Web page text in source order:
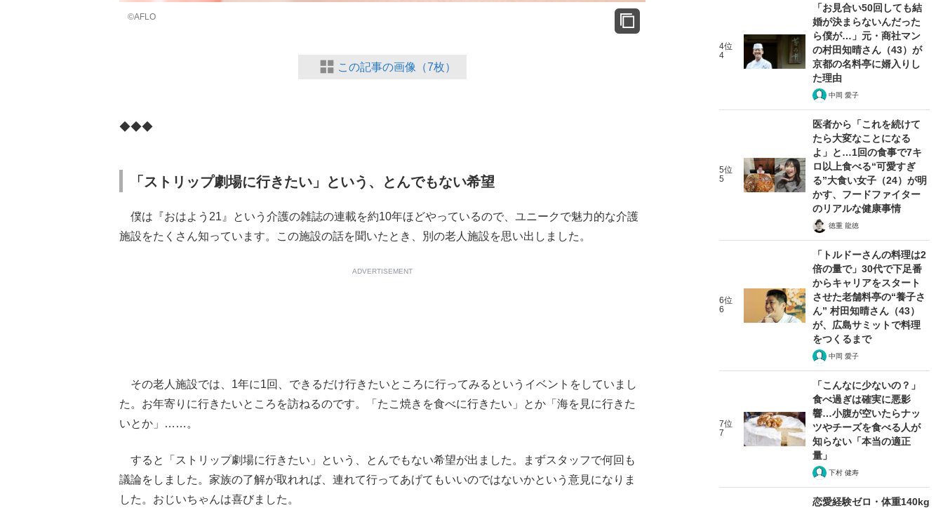
©AFLO
この記事の画像（7枚）
◆◆◆
「ストリップ劇場に行きたい」という、とんでもない希望
僕は『おはよう21』という介護の雑誌の連載を約10年ほどやっているので、ユニークで魅力的な介護
施設をたくさん知っています。この施設の話を聞いたとき、別の老人施設を思い出しました。
ADVERTISEMENT
その老人施設では、1年に1回、できるだけ行きたいところに行ってみるというイベントをしていまし
た。お年寄りに行きたいところを訪ねるのです。「たこ焼きを食べに行きたい」とか「海を見に行きた
いとか」……。
すると「ストリップ劇場に行きたい」という、とんでもない希望が出ました。まずスタッフで何回も
議論をしました。家族の了解が取れれば、連れて行ってあげてもいいのではないかという意見になりま
した。おじいちゃんは喜びました。
4位
4
「お見合い50回しても結
婚が決まらないんだった
ら僕が…」元・商社マン
の村田知晴さん（43）が
京都の名料亭に婿入りし
た理由
中岡 愛子
5位
5
医者から「これを続けて
たら大変なことになる
よ」と…1回の食事で7キ
ロ以上食べる“可愛すぎ
る”大食い女子（24）が明
かす、フードファイター
のリアルな健康事情
徳重 龍徳
6位
6
「トルドーさんの料理は2
倍の量で」30代で下足番
からキャリアをスタート
させた老舗料亭の“養子さ
ん” 村田知晴さん（43）
が、広島サミットで料理
をつくるまで
中岡 愛子
7位
7
「こんなに少ないの？」
食べ過ぎは確実に悪影
響…小腹が空いたらナッ
ツやチーズを食べる人が
知らない「本当の適正
量」
下村 健寿
恋愛経験ゼロ・体重140kg